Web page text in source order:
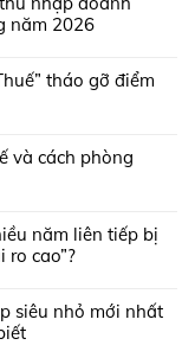
năm 2026
tháo gỡ điểm
và cách phòng
năm liên tiếp bị
ro cao”?
siêu nhỏ mới nhất